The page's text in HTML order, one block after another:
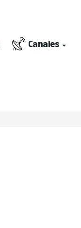
Canales